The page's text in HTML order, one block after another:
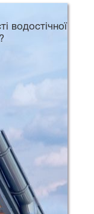
водостічної